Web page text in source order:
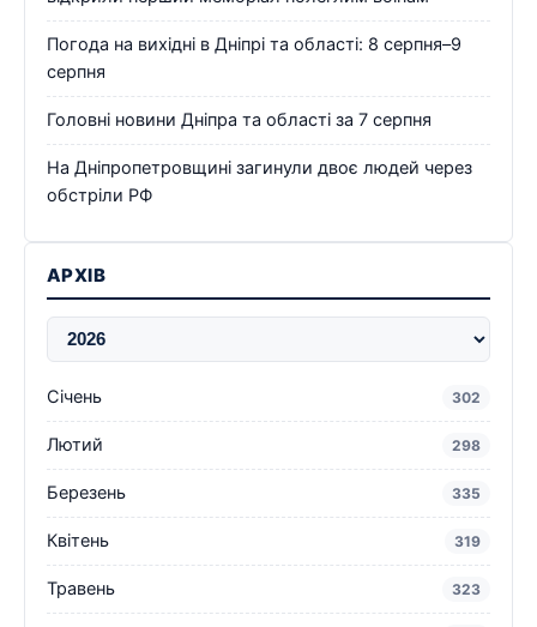
Погода на вихідні в Дніпрі та області: 8 серпня–9
серпня
Головні новини Дніпра та області за 7 серпня
На Дніпропетровщині загинули двоє людей через
обстріли РФ
АРХІВ
Січень 302
Лютий 298
Березень 335
Квітень 319
Травень 323